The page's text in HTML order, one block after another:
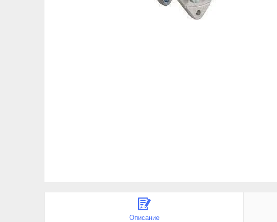
Описание